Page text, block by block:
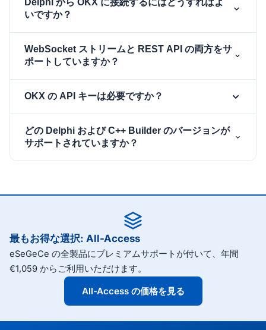
Delphi から OKX に接続するにはどうすればよ
いですか？
TsgcWSAPI_OKX コンポーネントを配置し、クライア
ントを API コンポーネントの
OKX.ApiKey 、 OKX.ApiSecret 、 OKX.Passphrase
を設定し、WSClient.Active := Trueを設定し
て、SubscribeTickers やSubscribeBooksなど
のサブスクライブメソッドを呼び出します。
WebSocket ストリームと REST API の両方をサ
ポートしていますか？
WebSocket API に焦点を当てています。パブリック
の市場チャネル、署名付きのプライベートチャネル
（アカウント、ポジション、注文）、そして OKX が
同じ認証済み WebSocket 接続上で公開する取引動詞
（place-order、cancel-order、amend-order、
OKX の API キーは必要ですか？
チャネルは認証情報なしで動作します。OKX のプライ
ベートチャネルには API キー、シークレット、パスフ
と、コンポーネントが接続ごとの HMAC ログイン
（および再接続時の再ログイン）を実行します。
どの Delphi および C++ Builder のバージョンが
サポートされていますか？
ジョンをサポートします。OKX コンポーネントは
Windows、macOS、Linux、iOS、Android で動作し
最もお得な選択: All-Access
eSeGeCe の全製品にプレミアムサポートが付いて、年間
€1,059 からご利用いただけます。
All-Access の価格を見る